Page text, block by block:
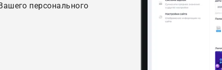
персонального